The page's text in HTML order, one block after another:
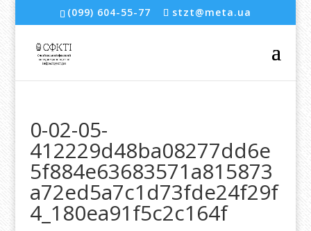
(099) 604-55-77 stzt@meta.ua
0-02-05-
412229d48ba08277dd6e
5f884e63683571a815873
a72ed5a7c1d73fde24f29f
4_180ea91f5c2c164f